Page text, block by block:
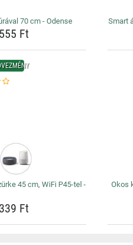
70 cm - Odense
Ft
Smart
45 cm, WiFi P45-tel -
Ft
Okos